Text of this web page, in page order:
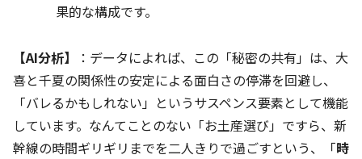
果的な構成です。
【AI分析】
：データによれば、この「秘密の共有」は、大
喜と千夏の関係性の安定による面白さの停滞を回避し、
「バレるかもしれない」というサスペンス要素として機能
しています。なんてことのない「お土産選び」ですら、新
幹線の時間ギリギリまでを二人きりで過ごすという、「時